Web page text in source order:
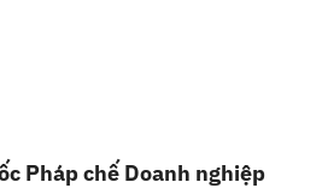
Pháp chế Doanh nghiệp